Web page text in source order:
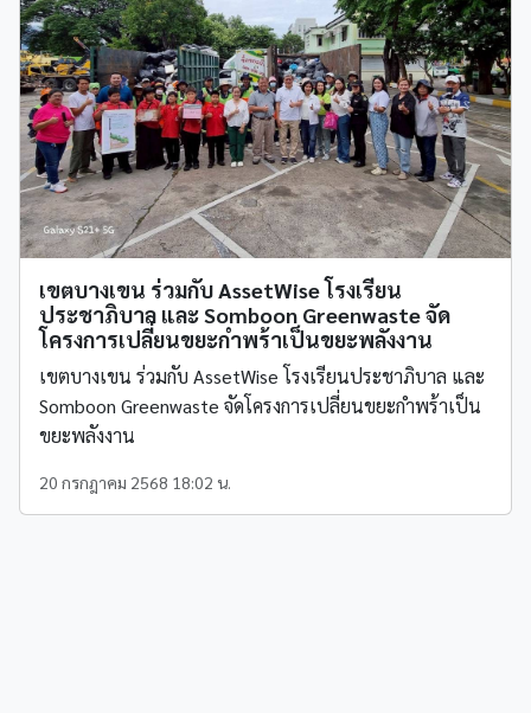
เขตบางเขน ร่วมกับ AssetWise โรงเรียน
ประชาภิบาล และ Somboon Greenwaste จัด
โครงการเปลี่ยนขยะกำพร้าเป็นขยะพลังงาน
เขตบางเขน ร่วมกับ AssetWise โรงเรียนประชาภิบาล และ
Somboon Greenwaste จัดโครงการเปลี่ยนขยะกำพร้าเป็น
ขยะพลังงาน
20 กรกฎาคม 2568 18:02 น.